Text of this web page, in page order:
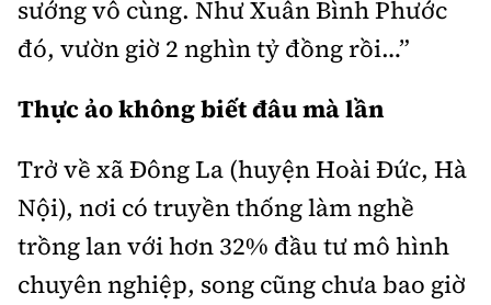
sướng vô cùng. Như Xuân Bình Phước
đó, vườn giờ 2 nghìn tỷ đồng rồi…”
Thực ảo không biết đâu mà lần
Trở về xã Đông La (huyện Hoài Đức, Hà
Nội), nơi có truyền thống làm nghề
trồng lan với hơn 32% đầu tư mô hình
chuyên nghiệp, song cũng chưa bao giờ